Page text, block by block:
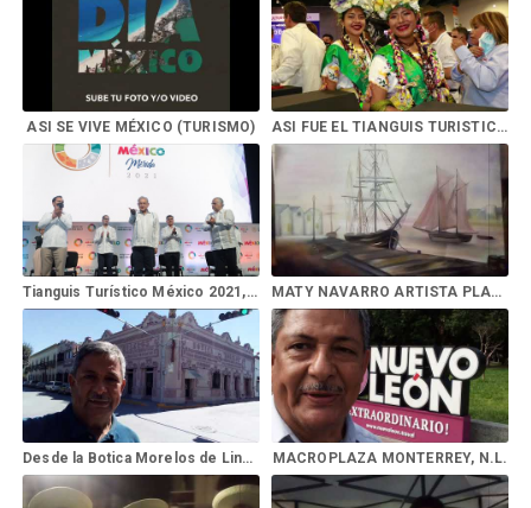
ASI SE VIVE MÉXICO (TURISMO) ASI FUE EL TIANGUIS TURISTICO 2021 MERIDA YUCATAN
Tianguis Turístico México 2021, desde Mérida, Yucatán MATY NAVARRO ARTISTA PLASTICA
Desde la Botica Morelos de Linares Pueblo Mágico MACROPLAZA MONTERREY, N.L.